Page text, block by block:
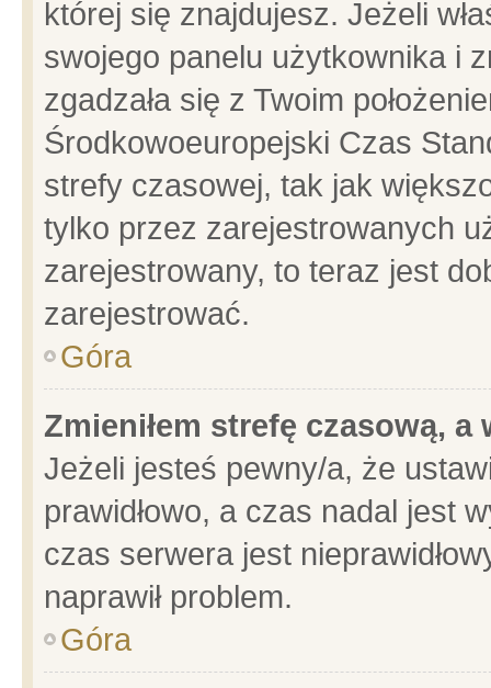
której się znajdujesz. Jeżeli
swojego panelu użytkownika i
zgadzała się z Twoim
Środkowoeuropejski Czas
strefy czasowej, tak jak
tylko przez zarejestrowanych
zarejestrowany, to teraz jest
zarejestrować.
Góra
Zmieniłem strefę czasową,
Jeżeli jesteś pewny/a, że
prawidłowo, a czas nadal jest
czas serwera jest
naprawił problem.
Góra